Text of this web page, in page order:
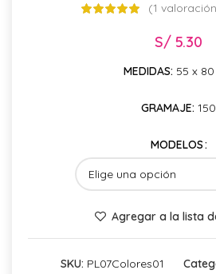
(1
S/ 5.30
MEDIDAS: 55 x
GRAMAJE: 150
MODELOS
Agregar a la lista
SKU: PL07Colores01